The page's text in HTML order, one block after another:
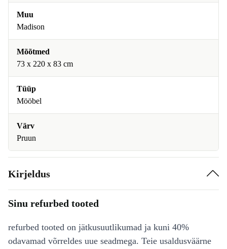
Muu
Madison
Mõõtmed
73 x 220 x 83 cm
Tüüp
Mööbel
Värv
Pruun
Kirjeldus
Sinu refurbed tooted
refurbed tooted on jätkusuutlikumad ja kuni 40%
odavamad võrreldes uue seadmega. Teie usaldusväärne